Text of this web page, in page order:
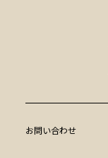
お問い合わせ